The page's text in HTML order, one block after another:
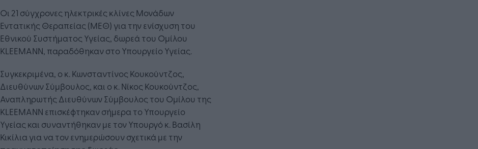
Οι 21 σύγχρονες ηλεκτρικές κλίνες Μονάδων
Εντατικής Θεραπείας (ΜΕΘ) για την ενίσχυση του
Εθνικού Συστήματος Υγείας, δωρεά του Ομίλου
KLEEMAΝN, παραδόθηκαν στο Υπουργείο Υγείας.
Συγκεκριμένα, ο κ. Κωνσταντίνος Κουκούντζος,
Διευθύνων Σύμβουλος, και ο κ. Νίκος Κουκούντζος,
Αναπληρωτής Διευθύνων Σύμβουλος του Ομίλου της
KLEEMANN επισκέφτηκαν σήμερα το Υπουργείο
Υγείας και συναντήθηκαν με τον Υπουργό κ. Βασίλη
Κικίλια για να τον ενημερώσουν σχετικά με την